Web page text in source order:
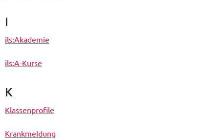
I
ils:Akademie
ils:A-Kurse
K
Klassenprofile
Krankmeldung